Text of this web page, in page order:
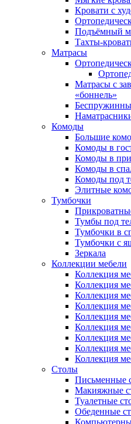
Кровати с
Подъёмный
Тахты-
Матрасы
Матрасы с
«боннель»
Комоды
Большие
Комоды в
Комоды в
Комоды в
Комоды под
Элитные
Тумбочки
Тумбы под
Тумбочки в
Тумбочки с
Зеркала
Коллекции мебели
Коллекция
Коллекция
Коллекция
Коллекция
Коллекция
Коллекция
Коллекция
Коллекция
Коллекция
Столы
Письменные
Макияжные
Туалетные
Обеденные